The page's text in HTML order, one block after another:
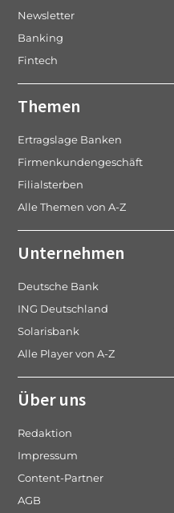
Newsletter
Banking
Fintech
Themen
Ertragslage Banken
Firmenkundengeschäft
Filialsterben
Alle Themen von A-Z
Unternehmen
Deutsche Bank
ING Deutschland
Solarisbank
Alle Player von A-Z
Über uns
Redaktion
Impressum
Content-Partner
AGB